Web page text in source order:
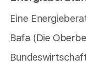
Eine
Bafa (Die